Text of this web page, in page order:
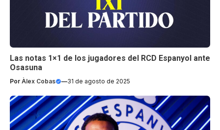
Las notas 1×1 de los jugadores del RCD Espanyol ante
Osasuna
Por Àlex Cobas —31 de agosto de 2025